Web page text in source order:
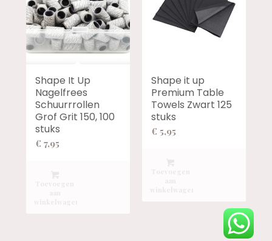
Shape It Up
Nagelfrees
Schuurrrollen
Grof Grit 150, 100
stuks
€ 7,95
Shape it up
Premium Table
Towels Zwart 125
stuks
€ 5,95